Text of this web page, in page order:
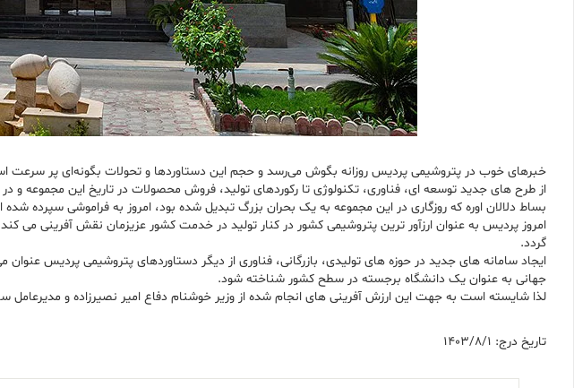
خبرهای خوب در پتروشیمی پردیس روزانه بگوش می‌رسد و حجم این دستاوردها و تحولات بگونه‌ای پر سرعت
از طرح های جدید توسعه ای، فناوری، تکنولوژی تا رکوردهای تولید، فروش محصولات در تاریخ این مجموعه
بساط دلالان اوره که روزگاری در این مجموعه به یک بحران بزرگ تبدیل شده بود، امروز به فراموشی سپرده
امروز پردیس به عنوان ارزآور ترین پتروشیمی کشور در کنار تولید در خدمت کشور عزیزمان نقش آفرینی می
گردد.
ایجاد سامانه های جدید در حوزه های تولیدی، بازرگانی، فناوری از دیگر دستاوردهای پتروشیمی پردیس
جهانی به عنوان یک دانشگاه برجسته در سطح کشور شناخته شود.
لذا شایسته است به جهت این ارزش آفرینی های انجام شده از وزیر خوشنام دفاع امیر نصیرزاده و مدیرعامل
تاریخ درج: 1403/8/1